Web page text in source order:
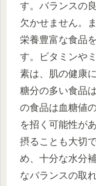
す。バランスの
欠かせません。
栄養豊富な食品
す。ビタミンや
素は、肌の健康
糖分の多い食品
の食品は血糖値
を招く可能性が
摂ることも大切
め、十分な水分
なバランスの取